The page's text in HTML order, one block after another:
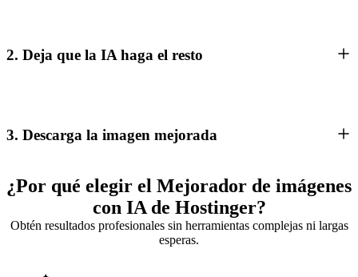
2. Deja que la IA haga el resto
3. Descarga la imagen mejorada
¿Por qué elegir el Mejorador de imágenes
con IA de Hostinger?
Obtén resultados profesionales sin herramientas complejas ni largas
esperas.